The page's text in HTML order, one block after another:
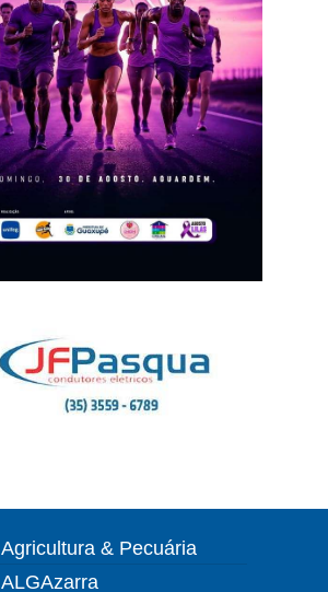
Agricultura & Pecuária
ALGAzarra